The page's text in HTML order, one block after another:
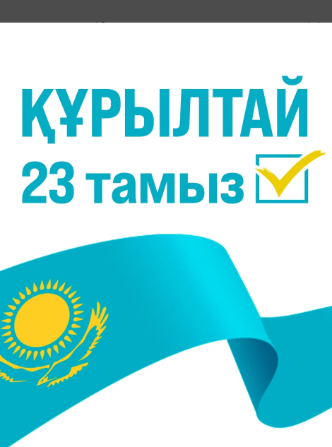
ауылында 10-ға жуық аула қалса да,
салады. Осындай жанашыр жандардың
болашақ ұрпаққа аманат болып қалады.
алдым. 5-сыныптан бастап арамшөп отауға
жасайтын едік. Атам, ата-анам, ағаларым да
өтілі - 150 жыл, бір жарым ғасыр", - дейді ол.
орман шаруашылығына барып, табиғатқа
бастап шебердің кейбір жұмыстарын
кәсіп" деген пікірді жиі естиміз. Алайда
өкілі ретінде бұл мамандықты саналы түрде